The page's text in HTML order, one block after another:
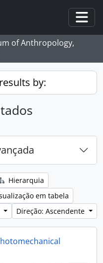
of Anthropology,
by:
Hierarquia
em tabela
Direção: Ascendente